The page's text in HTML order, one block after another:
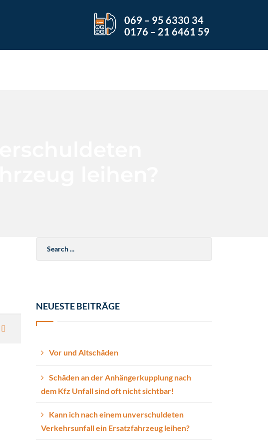
069 – 95 6330 34
0176 – 21 6461 59
for:
NEUESTE BEITRÄGE
Vor und Altschäden
Schäden an der Anhängerkupplung nach
dem Kfz Unfall sind oft nicht sichtbar!
Kann ich nach einem unverschuldeten
Verkehrsunfall ein Ersatzfahrzeug leihen?